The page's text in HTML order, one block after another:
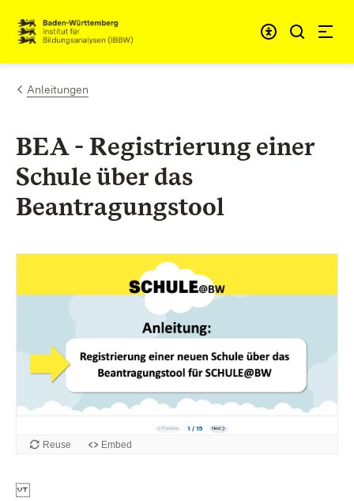
Zum Inhalt springen
Link zur Startseite
Anleitungen
BEA - Registrierung einer
Schule über das
Beantragungstool